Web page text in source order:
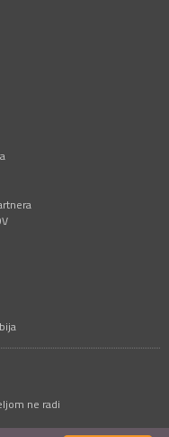
ne radi